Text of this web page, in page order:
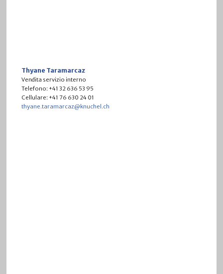
Thyane Taramarcaz
Vendita servizio interno
Telefono: +41 32 636 53 95
Cellulare: +41 76 630 24 01
thyane.taramarcaz@knuchel.ch